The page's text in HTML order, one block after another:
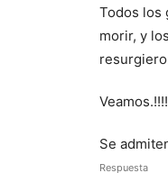
Todos los
morir, y
Se
Respuesta